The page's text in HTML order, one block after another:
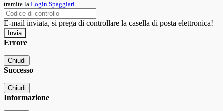
tramite la Login Spaggiari
E-mail inviata, si prega di controllare la casella di posta elettronica!
Errore
Chiudi
Successo
Chiudi
Informazione